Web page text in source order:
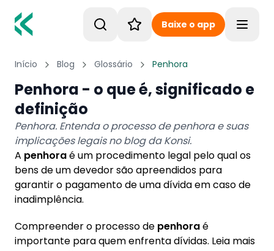
Baixe o app
Início Blog Glossário Penhora
Penhora - o que é, significado e
definição
Penhora. Entenda o processo de penhora e suas
implicações legais no blog da Konsi.
A penhoraé um procedimento legal pelo qual os
bens de um devedor são apreendidos para
garantir o pagamento de uma dívida em caso de
inadimplência.
Compreender o processo de penhoraé
importante para quem enfrenta dívidas. Leia mais